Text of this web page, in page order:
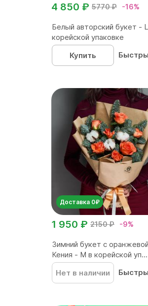
5770 ₽ -16%
4 850 ₽
Белый авторский букет -
корейской упаковке
Купить
Доставка 0₽
2150 ₽ -9%
1 950 ₽
Зимний букет с
Кения - M в корейской уп...
Нет в наличии